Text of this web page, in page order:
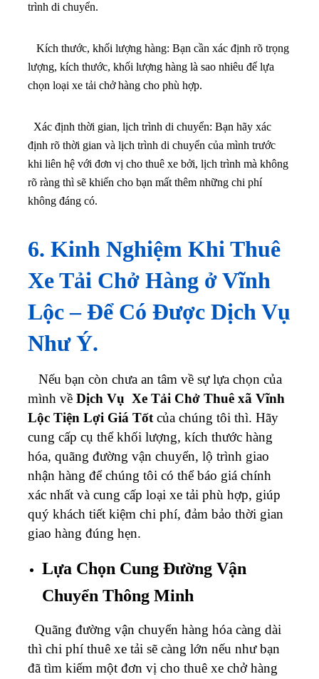
trình di chuyển.
Kích thước, khối lượng hàng: Bạn cần xác định rõ trọng
lượng, kích thước, khối lượng hàng là sao nhiêu để lựa
chọn loại xe tải chở hàng cho phù hợp.
Xác định thời gian, lịch trình di chuyển: Bạn hãy xác
định rõ thời gian và lịch trình di chuyển của mình trước
khi liên hệ với đơn vị cho thuê xe bởi, lịch trình mà không
rõ ràng thì sẽ khiến cho bạn mất thêm những chi phí
không đáng có.
6. Kinh Nghiệm Khi Thuê
Xe Tải Chở Hàng ở Vĩnh
Lộc – Để Có Được Dịch Vụ
Như Ý.
Nếu bạn còn chưa an tâm về sự lựa chọn của
mình về Dịch Vụ Xe Tải Chở Thuê xã Vĩnh
Lộc Tiện Lợi Giá Tốt của chúng tôi thì. Hãy
cung cấp cụ thể khối lượng, kích thước hàng
hóa, quãng đường vận chuyển, lộ trình giao
nhận hàng để chúng tôi có thể báo giá chính
xác nhất và cung cấp loại xe tải phù hợp, giúp
quý khách tiết kiệm chi phí, đảm bảo thời gian
giao hàng đúng hẹn.
Lựa Chọn Cung Đường Vận
Chuyển Thông Minh
Quãng đường vận chuyển hàng hóa càng dài
thì chi phí thuê xe tải sẽ càng lớn nếu như bạn
đã tìm kiếm một đơn vị cho thuê xe chở hàng